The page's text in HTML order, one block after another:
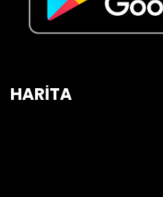
HARİTA